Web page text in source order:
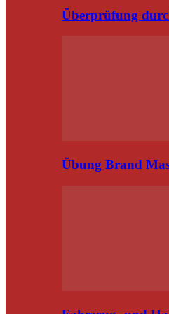
Überprüfung
Übung Brand